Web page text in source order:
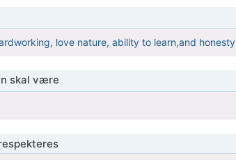
love nature, ability to learn,and honesty
skal være